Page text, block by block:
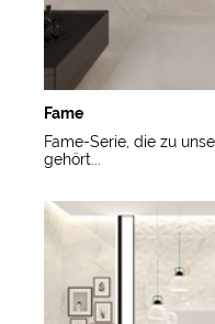
Fame
Fame-Serie, die zu
gehört...